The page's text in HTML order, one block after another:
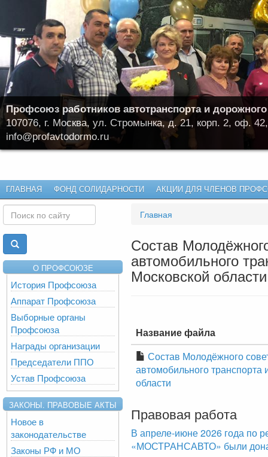
Профсоюз работников автотранспорта и
107076, г. Москва, ул. Стромынка, д. 21, корп. 2, оф.
info@profavtodormo.ru
ГЛАВНАЯ ФОНД СОЛИДАРНОСТИ АКЦИИ ДЛЯ ЧЛЕНОВ
О ПРОФСОЮЗЕ
История Профсоюза
Аппарат Профсоюза
Выборные органы
Профсоюза
Награды организации
Председатели ППО
Устав Профсоюза
ЗАКОНЫ. ПРАВОВЫЕ АКТЫ
Новое в
законодательстве
Законы РФ и МО
Главная
Состав
автомобильного
Московской области
Название файла
Состав Молодёжного
автомобильного транспорта
области
Правовая работа
В апреле-июне 2026 года по
«МОСТРАНСАВТО» были